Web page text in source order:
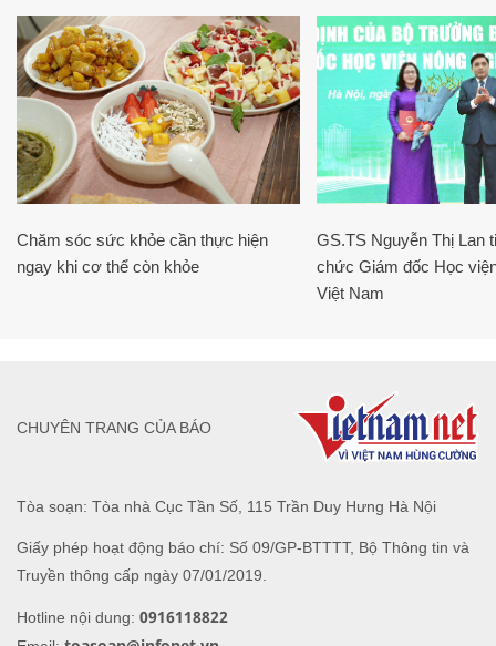
Chăm sóc sức khỏe cần thực hiện
ngay khi cơ thể còn khỏe
GS.TS Nguyễn Thị Lan
chức Giám đốc Học
Việt Nam
Tòa soạn: Tòa nhà Cục Tần Số, 115 Trần Duy Hưng Hà Nội
Giấy phép hoạt động báo chí: Số 09/GP-BTTTT, Bộ Thông tin và
Truyền thông cấp ngày 07/01/2019.
Hotline nội dung: 0916118822
CHUYÊN TRANG CỦA BÁO